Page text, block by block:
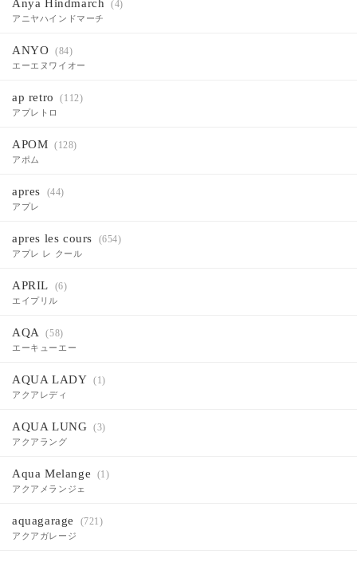
Anya Hindmarch (4)
アニヤハインドマーチ
ANYO (84)
エーエヌワイオー
ap retro (112)
アプレトロ
APOM (128)
アポム
apres (44)
アプレ
apres les cours (654)
アプレ レ クール
APRIL (6)
エイプリル
AQA (58)
エーキューエー
AQUA LADY (1)
アクアレディ
AQUA LUNG (3)
アクアラング
Aqua Melange (1)
アクアメランジェ
aquagarage (721)
アクアガレージ